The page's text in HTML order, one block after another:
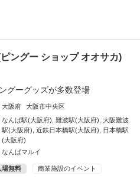
ングー ショップ オオサカ)
グーグッズが多数登場
大阪府
大阪市中央区
なんば駅(大阪府),難波駅(大阪府),大阪難波
駅(大阪府),近鉄日本橋駅(大阪府), 日本橋駅
(大阪府)
なんばマルイ
場無料 商業施設のイベント